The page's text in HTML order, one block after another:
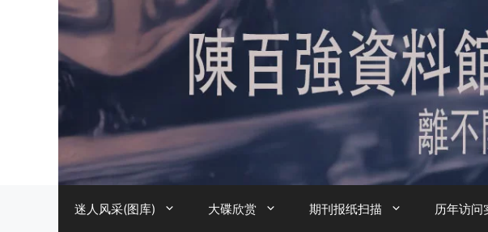
迷人风采(图库) 大碟欣赏 期刊报纸扫描 历年访问